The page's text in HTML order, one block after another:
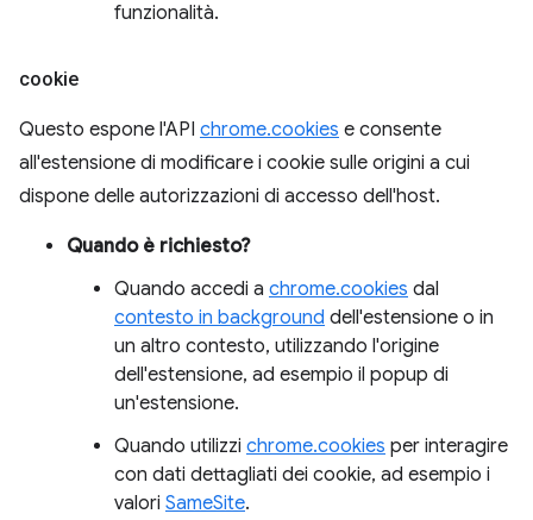
funzionalità.
cookie
Questo espone l'API chrome.cookies e consente
all'estensione di modificare i cookie sulle origini a cui
dispone delle autorizzazioni di accesso dell'host.
Quando è richiesto?
Quando accedi a chrome.cookies dal
contesto in background dell'estensione o in
un altro contesto, utilizzando l'origine
dell'estensione, ad esempio il popup di
un'estensione.
Quando utilizzi chrome.cookies per interagire
con dati dettagliati dei cookie, ad esempio i
valori SameSite.